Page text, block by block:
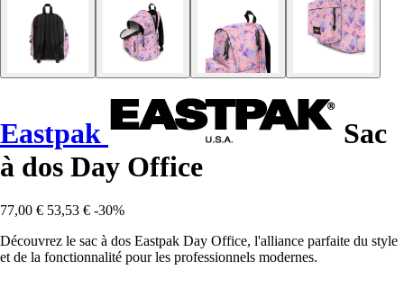
Eastpak
Sac
à dos Day Office
77,00 € 53,53 € -30%
Découvrez le sac à dos Eastpak Day Office, l'alliance parfaite du style
et de la fonctionnalité pour les professionnels modernes.